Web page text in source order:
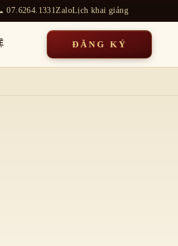
07.6264.1331ZaloLịch khai giảng
ĐĂNG KÝ